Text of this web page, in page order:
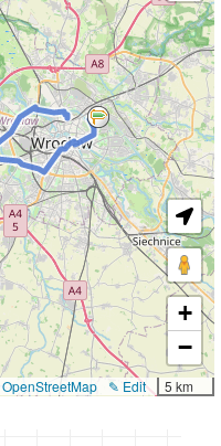
+
−
5 km
✎ Edit
OpenStreetMap